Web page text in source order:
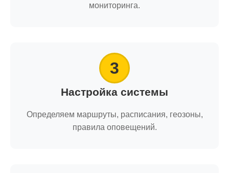
мониторинга.
3
Настройка системы
Определяем маршруты, расписания, геозоны,
правила оповещений.